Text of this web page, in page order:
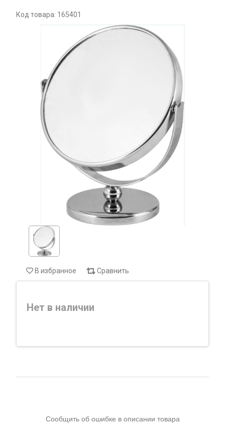
Код товара: 165401
В избранное Сравнить
Нет в наличии
Сообщить об ошибке в описании товара